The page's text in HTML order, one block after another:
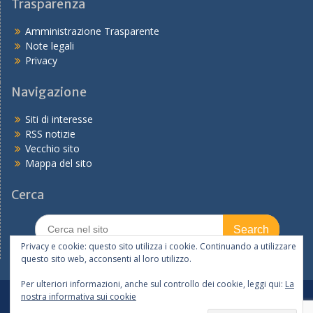
Trasparenza
Amministrazione Trasparente
Note legali
Privacy
Navigazione
Siti di interesse
RSS notizie
Vecchio sito
Mappa del sito
Cerca
Search
for:
In primo piano
Privacy e cookie: questo sito utilizza i cookie. Continuando a utilizzare
questo sito web, acconsenti al loro utilizzo.
Per ulteriori informazioni, anche sul controllo dei cookie, leggi qui: La
nostra informativa sui cookie